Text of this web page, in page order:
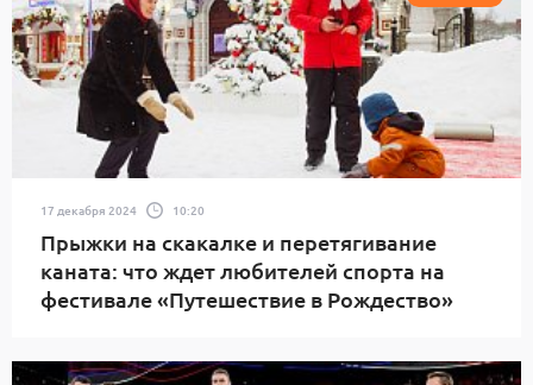
17 декабря 2024 10:20
Прыжки на скакалке и перетягивание
каната: что ждет любителей спорта на
фестивале «Путешествие в Рождество»